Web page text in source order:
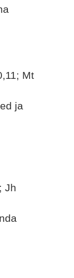
Mt
ja
Jh